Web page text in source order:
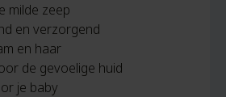
milde zeep
en verzorgend
en haar
de gevoelige huid
je baby